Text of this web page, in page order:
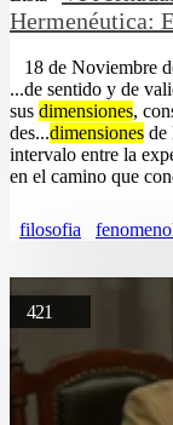
Hermenéutica:
18 de Noviembre
...de sentido y de
sus dimensiones,
des...dimensiones de
intervalo entre la
en el camino que
filosofia
421